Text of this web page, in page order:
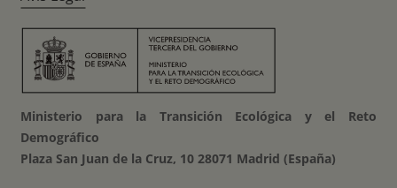
Ministerio para la Transición Ecológica y el Reto
Demográfico
Plaza San Juan de la Cruz, 10 28071 Madrid (España)